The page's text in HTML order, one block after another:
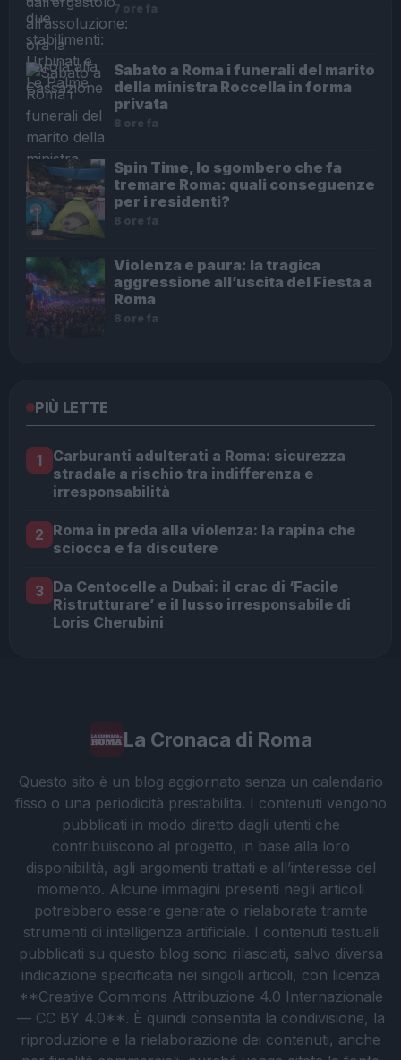
7 ore fa
Sabato a Roma i funerali del marito
della ministra Roccella in forma
privata
8 ore fa
Spin Time, lo sgombero che fa
tremare Roma: quali conseguenze
per i residenti?
8 ore fa
Violenza e paura: la tragica
aggressione all’uscita del Fiesta a
Roma
8 ore fa
PIÙ LETTE
1
Carburanti adulterati a Roma: sicurezza
stradale a rischio tra indifferenza e
irresponsabilità
2 Roma in preda alla violenza: la rapina che
sciocca e fa discutere
3 Da Centocelle a Dubai: il crac di ‘Facile
Ristrutturare’ e il lusso irresponsabile di
Loris Cherubini
La Cronaca di Roma
Questo sito è un blog aggiornato senza un calendario
fisso o una periodicità prestabilita. I contenuti vengono
pubblicati in modo diretto dagli utenti che
contribuiscono al progetto, in base alla loro
disponibilità, agli argomenti trattati e all’interesse del
momento. Alcune immagini presenti negli articoli
potrebbero essere generate o rielaborate tramite
strumenti di intelligenza artificiale. I contenuti testuali
pubblicati su questo blog sono rilasciati, salvo diversa
indicazione specificata nei singoli articoli, con licenza
**Creative Commons Attribuzione 4.0 Internazionale
— CC BY 4.0**. È quindi consentita la condivisione, la
riproduzione e la rielaborazione dei contenuti, anche